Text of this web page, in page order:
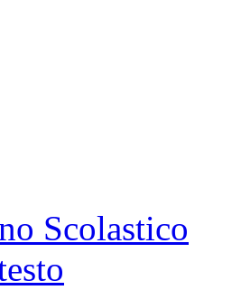
Scolastico